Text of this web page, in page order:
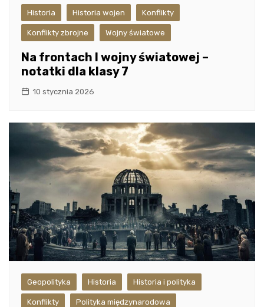
Historia Historia wojen Konflikty
Konflikty zbrojne Wojny światowe
Na frontach I wojny światowej –
notatki dla klasy 7
10 stycznia 2026
Geopolityka Historia Historia i polityka
Konflikty Polityka międzynarodowa